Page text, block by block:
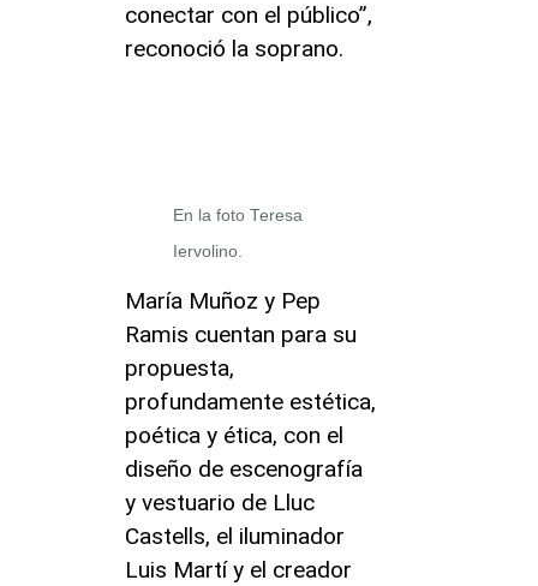
conectar con el público”,
reconoció la soprano.
En la foto Teresa
Iervolino.
María Muñoz y Pep
Ramis cuentan para su
propuesta,
profundamente estética,
poética y ética, con el
diseño de escenografía
y vestuario de Lluc
Castells, el iluminador
Luis Martí y el creador